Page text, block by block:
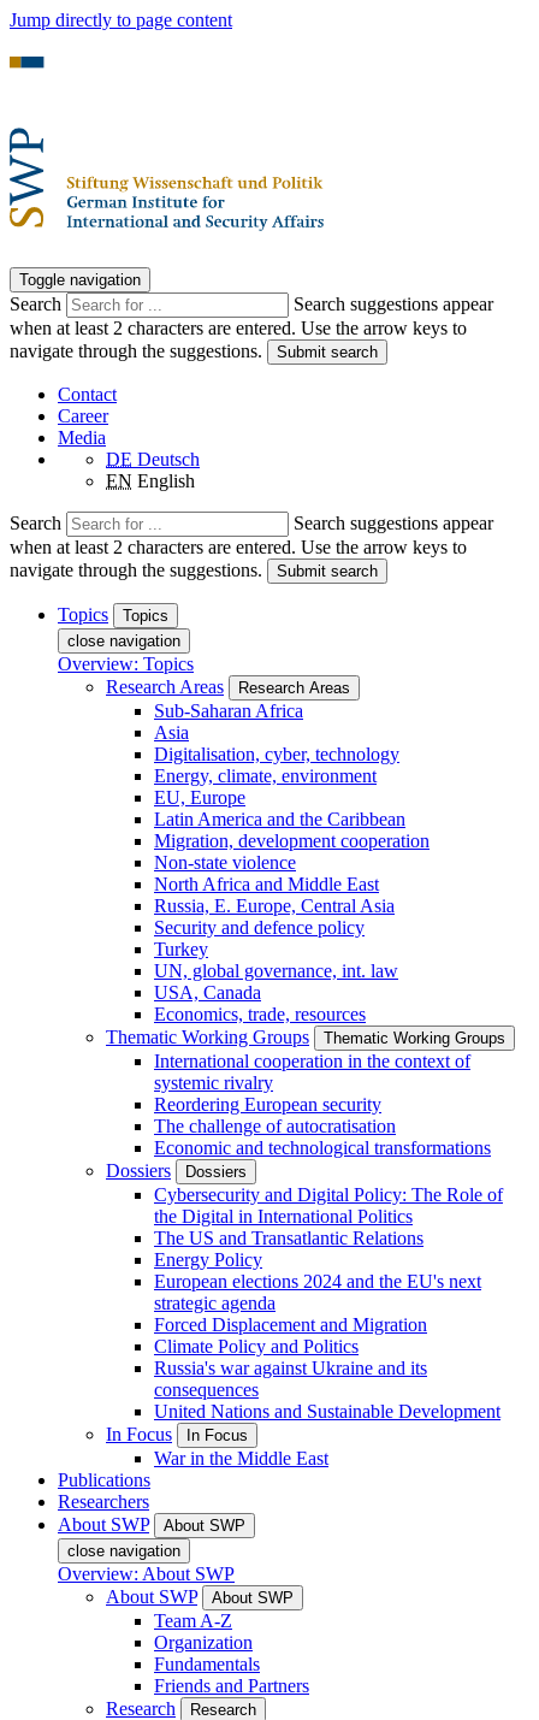
Jump directly to page content
Toggle navigation
Search
Search suggestions appear
when at least 2 characters are entered. Use the arrow keys to
navigate through the suggestions.
Submit search
Contact
Career
Media
DE Deutsch
EN English
Search
Search suggestions appear
when at least 2 characters are entered. Use the arrow keys to
navigate through the suggestions.
Submit search
Topics
Topics
close navigation
Overview: Topics
Research Areas
Research Areas
Sub-Saharan Africa
Asia
Digitalisation, cyber, technology
Energy, climate, environment
EU, Europe
Latin America and the Caribbean
Migration, development cooperation
Non-state violence
North Africa and Middle East
Russia, E. Europe, Central Asia
Security and defence policy
Turkey
UN, global governance, int. law
USA, Canada
Economics, trade, resources
Thematic Working Groups
Thematic Working Groups
International cooperation in the context of
systemic rivalry
Reordering European security
The challenge of autocratisation
Economic and technological transformations
Dossiers
Dossiers
Cybersecurity and Digital Policy: The Role of
the Digital in International Politics
The US and Transatlantic Relations
Energy Policy
European elections 2024 and the EU's next
strategic agenda
Forced Displacement and Migration
Climate Policy and Politics
Russia's war against Ukraine and its
consequences
United Nations and Sustainable Development
In Focus
In Focus
War in the Middle East
Publications
Researchers
About SWP
About SWP
close navigation
Overview: About SWP
About SWP
About SWP
Team A-Z
Organization
Fundamentals
Friends and Partners
Research
Research